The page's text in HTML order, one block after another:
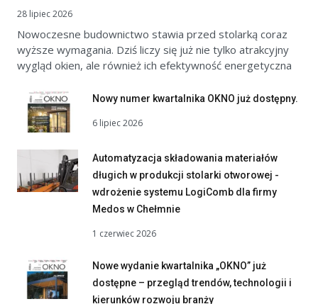
28 lipiec 2026
Nowoczesne budownictwo stawia przed stolarką coraz
wyższe wymagania. Dziś liczy się już nie tylko atrakcyjny
wygląd okien, ale również ich efektywność energetyczna
Nowy numer kwartalnika OKNO już dostępny.
6 lipiec 2026
Automatyzacja składowania materiałów
długich w produkcji stolarki otworowej -
wdrożenie systemu LogiComb dla firmy
Medos w Chełmnie
1 czerwiec 2026
Nowe wydanie kwartalnika „OKNO” już
dostępne – przegląd trendów, technologii i
kierunków rozwoju branży